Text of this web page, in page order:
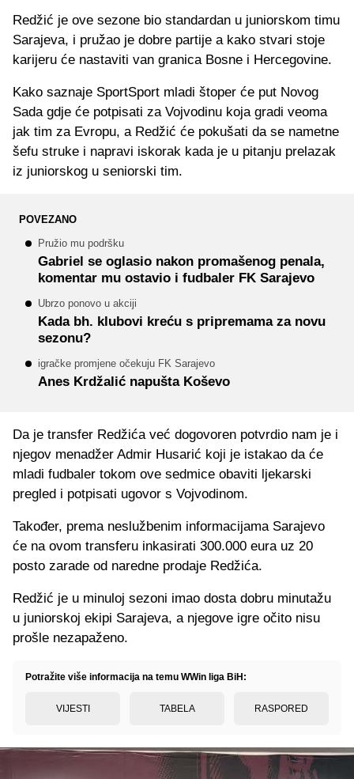
Redžić je ove sezone bio standardan u juniorskom timu
Sarajeva, i pružao je dobre partije a kako stvari stoje
karijeru će nastaviti van granica Bosne i Hercegovine.
Kako saznaje SportSport mladi štoper će put Novog
Sada gdje će potpisati za Vojvodinu koja gradi veoma
jak tim za Evropu, a Redžić će pokušati da se nametne
šefu struke i napravi iskorak kada je u pitanju prelazak
iz juniorskog u seniorski tim.
POVEZANO
Pružio mu podršku
Gabriel se oglasio nakon promašenog penala,
komentar mu ostavio i fudbaler FK Sarajevo
Ubrzo ponovo u akciji
Kada bh. klubovi kreću s pripremama za novu
sezonu?
igračke promjene očekuju FK Sarajevo
Anes Krdžalić napušta Koševo
Da je transfer Redžića već dogovoren potvrdio nam je i
njegov menadžer Admir Husarić koji je istakao da će
mladi fudbaler tokom ove sedmice obaviti ljekarski
pregled i potpisati ugovor s Vojvodinom.
Također, prema neslužbenim informacijama Sarajevo
će na ovom transferu inkasirati 300.000 eura uz 20
posto zarade od naredne prodaje Redžića.
Redžić je u minuloj sezoni imao dosta dobru minutažu
u juniorskoj ekipi Sarajeva, a njegove igre očito nisu
prošle nezapaženo.
Potražite više informacija na temu WWin liga BiH:
VIJESTI TABELA RASPORED